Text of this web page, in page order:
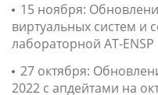
15 ноября:
виртуальных систем и
лабораторной AT-ENSP
27 октября:
2022 с апдейтами на